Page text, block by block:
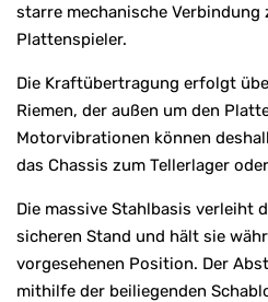
starre mechanische Verbindung
Plattenspieler.
Die Kraftübertragung erfolgt
Riemen, der außen um den
Motorvibrationen können
das Chassis zum Tellerlager
Die massive Stahlbasis verleiht
sicheren Stand und hält sie
vorgesehenen Position. Der
mithilfe der beiliegenden